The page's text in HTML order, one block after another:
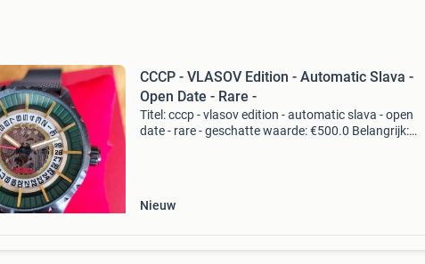
CCCP - VLASOV Edition - Automatic Slava -
Open Date - Rare -
Titel: cccp - vlasov edition - automatic slava - open
date - rare - geschatte waarde: €500.0 Belangrijk:
Nieuw